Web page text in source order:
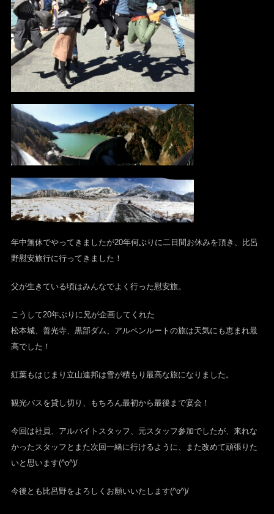
年中無休でやってきましたが20年何ぶりに二日間お休みを頂き、比呂
野慰安旅行に行ってきました！
父が生きている頃はみんなでよく行った慰安旅。
こうして20年ぶりに兄が企画してくれた
松本城、善光寺、黒部ダム、アルペンルートの旅は天気にも恵まれ最
高でした！
紅葉もはじまり立山連邦は雪が積もり最高な旅になりました。
観光バスを貸し切り、もちろん最初から最後まで宴会！
今回は社員、アルバイトスタッフ、元スタッフ参加でしたが、来れな
かったスタッフとまた次回一緒に行けるように、また改めて頑張りた
いと思います(^o^)/
今後とも比呂野をよろしくお願いいたします(^o^)/